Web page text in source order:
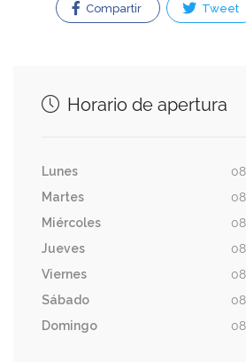
Compartir Tweet
Horario de apertura
Lunes
Martes
Miércoles
Jueves
Viernes
Sábado
Domingo